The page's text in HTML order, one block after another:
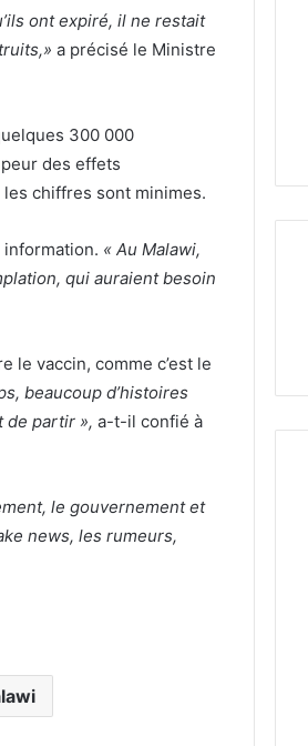
ont expiré, il ne restait
a précisé le Ministre
300 000
des effets
les chiffres sont minimes.
information. « Au Malawi,
qui auraient besoin
le vaccin, comme c’est le
beaucoup d’histoires
de partir », a-t-il confié à
le gouvernement et
news, les rumeurs,